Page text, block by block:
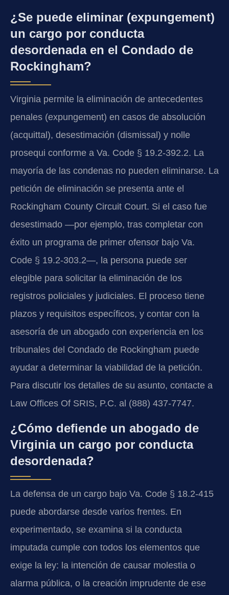
¿Se puede eliminar (expungement)
un cargo por conducta
desordenada en el Condado de
Rockingham?
Virginia permite la eliminación de antecedentes
penales (expungement) en casos de absolución
(acquittal), desestimación (dismissal) y nolle
prosequi conforme a Va. Code § 19.2-392.2. La
mayoría de las condenas no pueden eliminarse. La
petición de eliminación se presenta ante el
Rockingham County Circuit Court. Si el caso fue
desestimado —por ejemplo, tras completar con
éxito un programa de primer ofensor bajo Va.
Code § 19.2-303.2—, la persona puede ser
elegible para solicitar la eliminación de los
registros policiales y judiciales. El proceso tiene
plazos y requisitos específicos, y contar con la
asesoría de un abogado con experiencia en los
tribunales del Condado de Rockingham puede
ayudar a determinar la viabilidad de la petición.
Para discutir los detalles de su asunto, contacte a
Law Offices Of SRIS, P.C. al (888) 437-7747.
¿Cómo defiende un abogado de
Virginia un cargo por conducta
desordenada?
La defensa de un cargo bajo Va. Code § 18.2-415
puede abordarse desde varios frentes. En
experimentado, se examina si la conducta
imputada cumple con todos los elementos que
exige la ley: la intención de causar molestia o
alarma pública, o la creación imprudente de ese